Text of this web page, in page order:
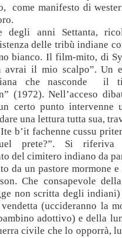
come manifesto di
degli anni Settanta,
delle tribù indiane
bianco. Il film-mito, di
avrai il mio scalpo”. Un
che nasconde il
(1972). Nell’acceso
certo punto intervenne
una lettura tutta sua,
b’it fachenne cussu
prete?”. Si riferiva
del cimitero indiano da
da un pastore mormone
Che consapevole
non scritta degli
(uccideranno la
adottivo) e della
civile che lo opporrà,